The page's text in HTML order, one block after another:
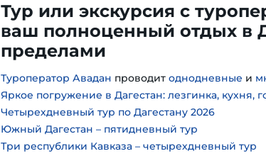
Тур или экскурсия с
ваш полноценный отдых в
пределами
Туроператор Авадан проводит однодневные и
Яркое погружение в Дагестан: лезгинка, кухня,
Четырехдневный тур по Дагестану 2026
Южный Дагестан – пятидневный тур
Три республики Кавказа – четырехдневный тур